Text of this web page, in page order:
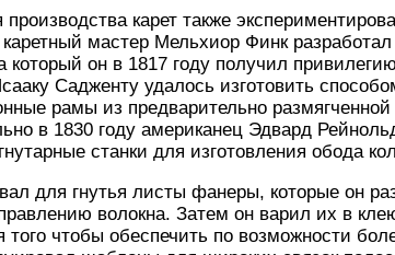
карет также
мастер Мельхиор Финк
который он в 1817 году получил
Садженту удалось изготовить
рамы из предварительно
в 1830 году американец Эдвард
станки для изготовления обода
для гнутья листы фанеры, которые он
волокна. Затем он варил их в
чтобы обеспечить по возможности